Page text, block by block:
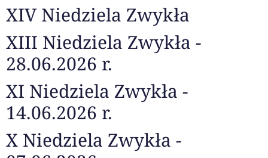
XIV Niedziela Zwykła
XIII Niedziela Zwykła -
28.06.2026 r.
XI Niedziela Zwykła -
14.06.2026 r.
X Niedziela Zwykła -